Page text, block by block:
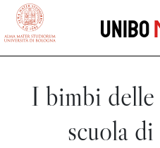
vai al contenuto della pagina
Unibo
I bimbi delle
scuola